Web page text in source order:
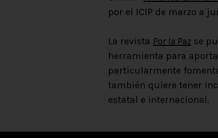
por el ICIP de marzo a
La revista Por la Paz se
herramienta para
particularmente
también quiere tener
estatal e internacional.